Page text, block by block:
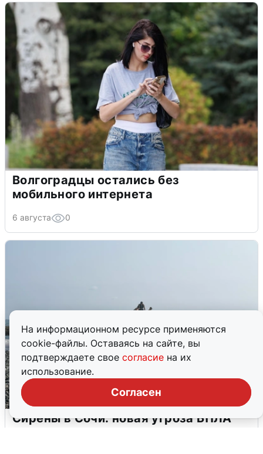
На информационном ресурсе применяются
cookie-файлы. Оставаясь на сайте, вы
подтверждаете свое согласие на их
использование.
Согласен
Волгоградцы остались без
мобильного интернета
6 августа 0
Сирены в Сочи: новая угроза БПЛА